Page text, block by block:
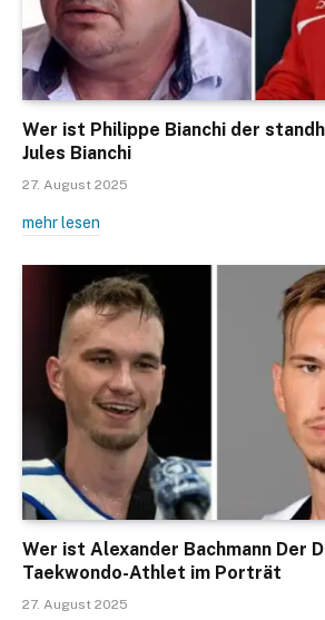
Wer ist Philippe Bianchi der
Jules Bianchi
27. August 2025
mehr lesen
Wer ist Alexander Bachmann Der
Taekwondo-Athlet im Porträt
27. August 2025